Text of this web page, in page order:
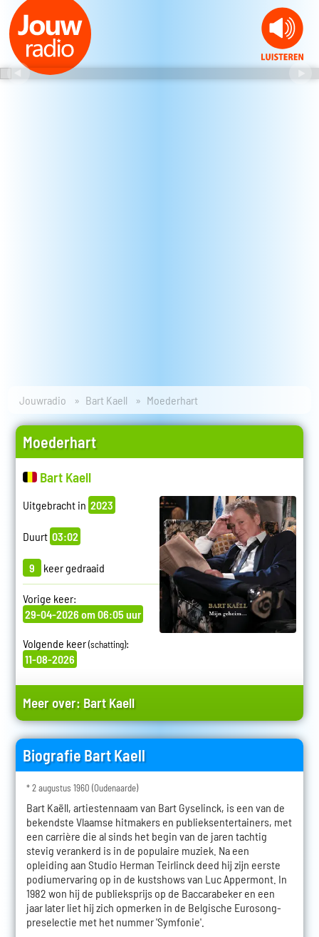
Jouwradio Bart Kaell Moederhart
Moederhart
Bart Kaell
Uitgebracht in 2023
Duurt 03:02
9 keer gedraaid
Vorige keer:
29-04-2026 om 06:05 uur
Volgende keer(schatting):
11-08-2026
Meer over: Bart Kaell
Biografie Bart Kaell
* 2 augustus 1960 (Oudenaarde)
Bart Kaëll, artiestennaam van Bart Gyselinck, is een van de
bekendste Vlaamse hitmakers en publieksentertainers, met
een carrière die al sinds het begin van de jaren tachtig
stevig verankerd is in de populaire muziek. Na een
opleiding aan Studio Herman Teirlinck deed hij zijn eerste
podiumervaring op in de kustshows van Luc Appermont. In
1982 won hij de publieksprijs op de Baccarabeker en een
jaar later liet hij zich opmerken in de Belgische Eurosong-
preselectie met het nummer 'Symfonie'.